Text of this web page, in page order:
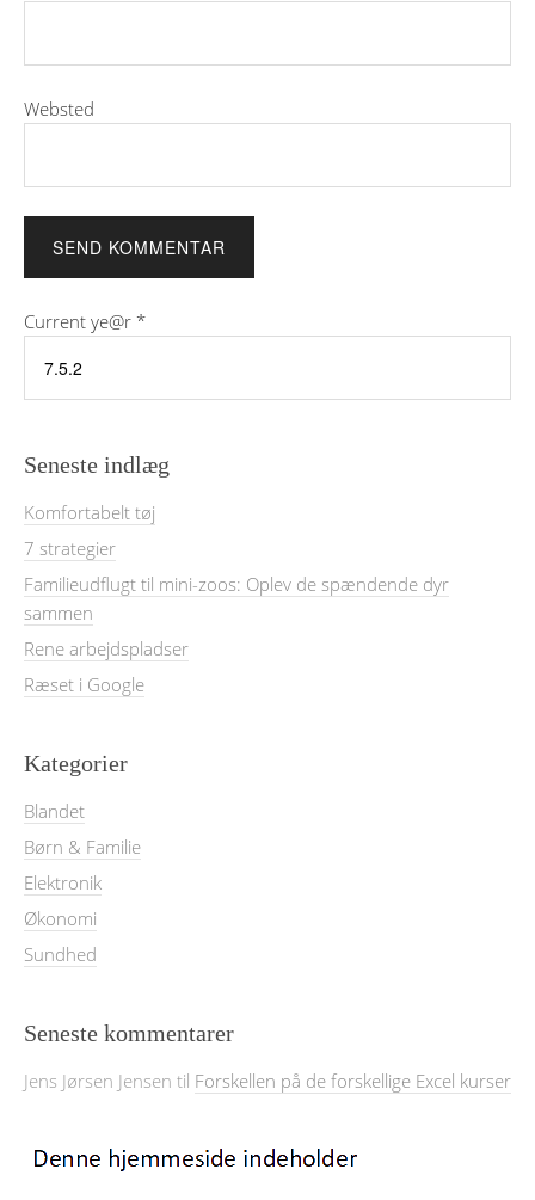
Websted
Current ye@r *
Seneste indlæg
Komfortabelt tøj
7 strategier
Familieudflugt til mini-zoos: Oplev de spændende dyr
sammen
Rene arbejdspladser
Ræset i Google
Kategorier
Blandet
Børn & Familie
Elektronik
Økonomi
Sundhed
Seneste kommentarer
Jens Jørsen Jensen til Forskellen på de forskellige Excel kurser